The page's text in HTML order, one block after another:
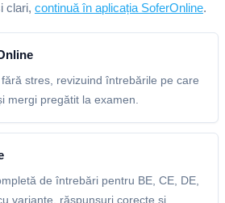
clari, continuă în aplicația SoferOnline.
stres, revizuind întrebările pe care
mergi pregătit la examen.
de întrebări pentru BE, CE, DE,
variante, răspunsuri corecte și